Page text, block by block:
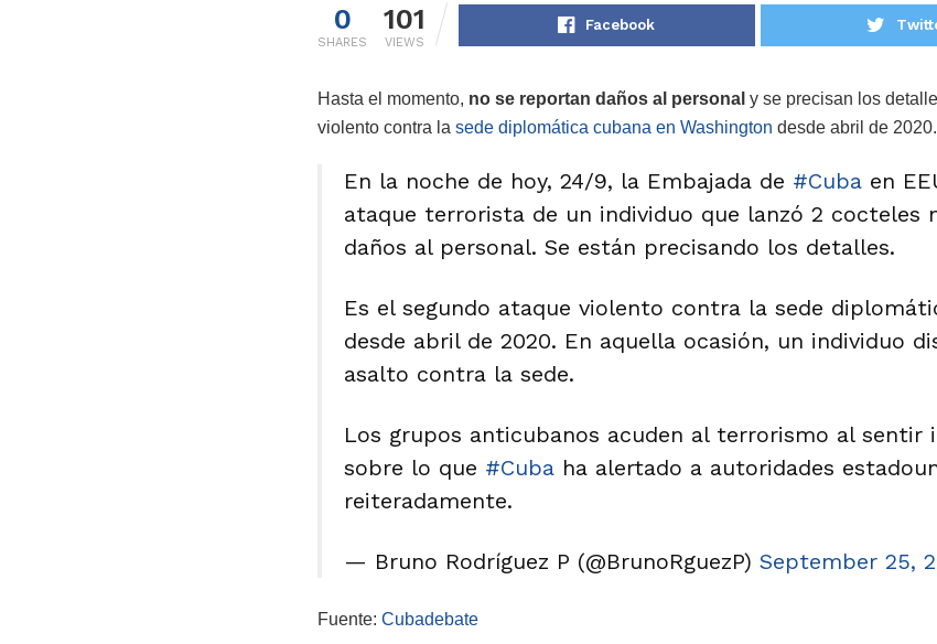
0
SHARES
101
VIEWS
Facebook
Hasta el momento, no se reportan daños al personal y se precisan los
violento contra la sede diplomática cubana en Washington desde abril de 2020.
En la noche de hoy, 24/9, la Embajada de #Cuba en
ataque terrorista de un individuo que lanzó 2 cocteles
daños al personal. Se están precisando los detalles.
Es el segundo ataque violento contra la sede
desde abril de 2020. En aquella ocasión, un individuo
asalto contra la sede.
Los grupos anticubanos acuden al terrorismo al sentir
sobre lo que #Cuba ha alertado a autoridades
reiteradamente.
— Bruno Rodríguez P (@BrunoRguezP) September 25,
Fuente: Cubadebate